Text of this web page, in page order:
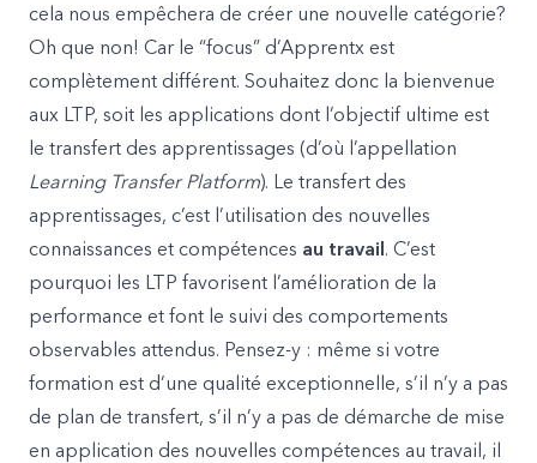
cela nous empêchera de créer une nouvelle catégorie?
Oh que non! Car le “focus” d’Apprentx est
complètement différent. Souhaitez donc la bienvenue
aux LTP, soit les applications dont l’objectif ultime est
le transfert des apprentissages (d’où l’appellation
Learning Transfer Platform). Le transfert des
apprentissages, c’est l’utilisation des nouvelles
connaissances et compétences au travail. C’est
pourquoi les LTP favorisent l’amélioration de la
performance et font le suivi des comportements
observables attendus. Pensez-y : même si votre
formation est d’une qualité exceptionnelle, s’il n’y a pas
de plan de transfert, s’il n’y a pas de démarche de mise
en application des nouvelles compétences au travail, il